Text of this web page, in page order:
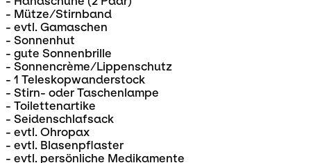
- Mütze/Stirnband
- evtl. Gamaschen
- Sonnenhut
- gute Sonnenbrille
- Sonnencrème/Lippenschutz
- 1 Teleskopwanderstock
- Stirn- oder Taschenlampe
- Toilettenartike
- Seidenschlafsack
- evtl. Ohropax
- evtl. Blasenpflaster
- evtl. persönliche Medikamente